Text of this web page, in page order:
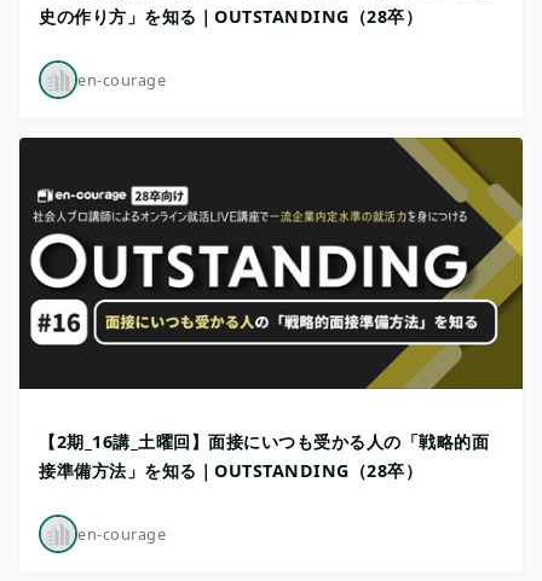
史の作り方」を知る｜OUTSTANDING（28卒）
en-courage
【2期_16講_土曜回】面接にいつも受かる人の「戦略的面
接準備方法」を知る｜OUTSTANDING（28卒）
en-courage